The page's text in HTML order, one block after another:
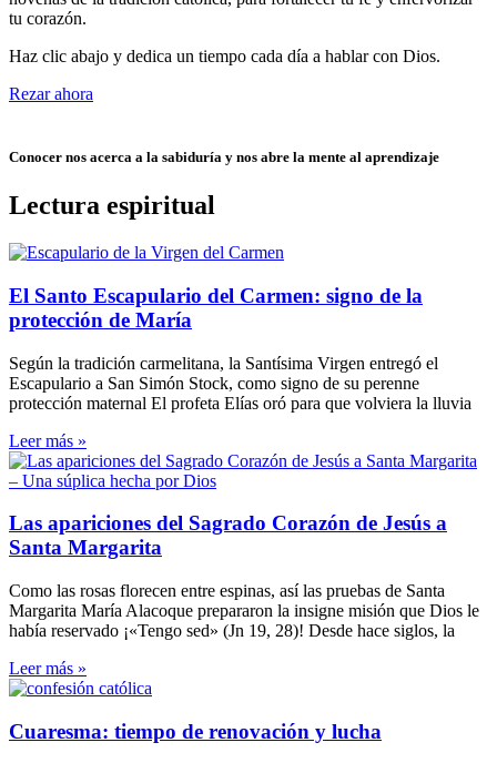
tu corazón.
Haz clic abajo y dedica un tiempo cada día a hablar con Dios.
Rezar ahora
Conocer nos acerca a la sabiduría y nos abre la mente al aprendizaje
Lectura espiritual
El Santo Escapulario del Carmen: signo de la
protección de María
Según la tradición carmelitana, la Santísima Virgen entregó el
Escapulario a San Simón Stock, como signo de su perenne
protección maternal El profeta Elías oró para que volviera la lluvia
Leer más »
Las apariciones del Sagrado Corazón de Jesús a
Santa Margarita
Como las rosas florecen entre espinas, así las pruebas de Santa
Margarita María Alacoque prepararon la insigne misión que Dios le
había reservado ¡«Tengo sed» (Jn 19, 28)! Desde hace siglos, la
Leer más »
Cuaresma: tiempo de renovación y lucha